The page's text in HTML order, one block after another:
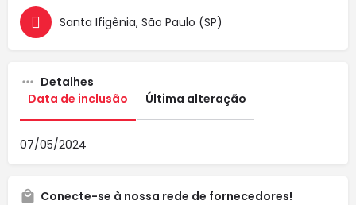
Santa Ifigênia, São Paulo (SP)
Detalhes
Data de inclusão
Última alteração
07/05/2024
Conecte-se à nossa rede de fornecedores!